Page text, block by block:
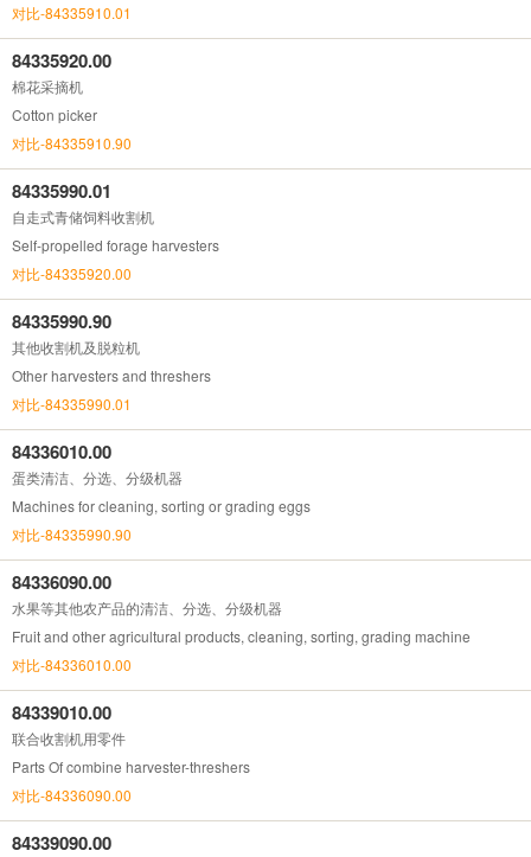
对比-84335910.01
84335920.00
棉花采摘机
Cotton picker
对比-84335910.90
84335990.01
自走式青储饲料收割机
Self-propelled forage harvesters
对比-84335920.00
84335990.90
其他收割机及脱粒机
Other harvesters and threshers
对比-84335990.01
84336010.00
蛋类清洁、分选、分级机器
Machines for cleaning, sorting or grading eggs
对比-84335990.90
84336090.00
水果等其他农产品的清洁、分选、分级机器
Fruit and other agricultural products, cleaning, sorting, grading machine
对比-84336010.00
84339010.00
联合收割机用零件
Parts Of combine harvester-threshers
对比-84336090.00
84339090.00